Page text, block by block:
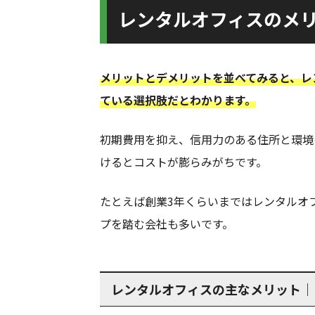
レンタルオフィスのメ
メリットとデメリットを並べてみると、
ている選択肢だとわかります。
初期費用を抑え、信用力のある住所と環
けるとコストが膨らみがちです。
たとえば創業3年くらいまではレンタル
プを踏む会社も多いです。
レンタルオフィスの主なメリット